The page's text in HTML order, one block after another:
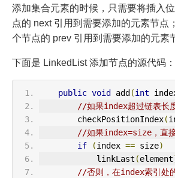
添加集合元素的时候，只需要将插入
点的 next 引用到需要添加的元素节点
个节点的 prev 引用到需要添加的元素
下面是 LinkedList 添加节点的源代码：
public void add (int
//如果index超过链表长
        checkPositionIndex
(
//如果index=size，直接
if
(index == size)
            linkLast
(element
//否则，在index索引处